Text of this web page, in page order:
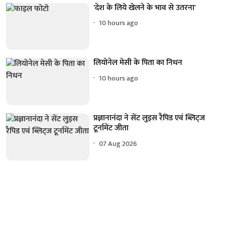
'देश के लिये खेलने के भाव से उतरना'
10 hours ago
लियोनेल मेसी के पिता का निधन
10 hours ago
प्रज्ञानानंदा ने सेंट लुइस रैपिड एवं ब्लिट्ज
टूर्नामेंट जीता
07 Aug 2026